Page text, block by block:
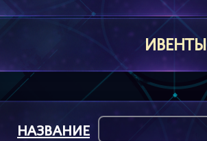
ИВЕНТЫ
НАЗВАНИЕ